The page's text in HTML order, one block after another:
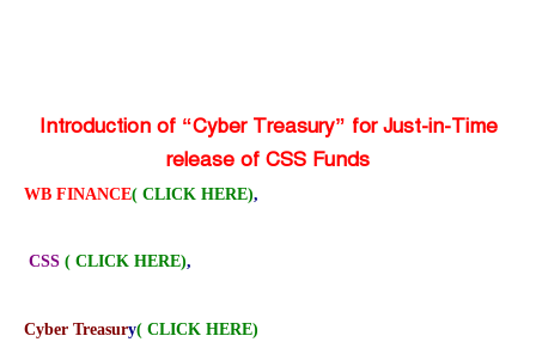
Introduction of “Cyber Treasury” for Just-in-Time
release of CSS Funds
WB FINANCE( CLICK HERE),
CSS ( CLICK HERE),
Cyber Treasury( CLICK HERE)